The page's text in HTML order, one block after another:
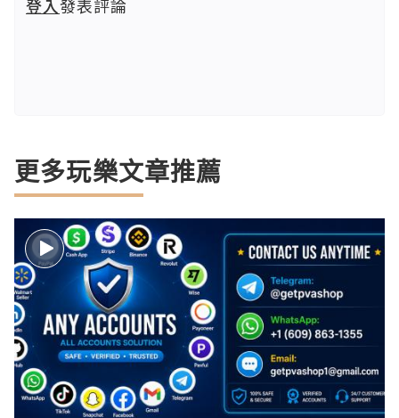
登入發表評論
更多玩樂文章推薦